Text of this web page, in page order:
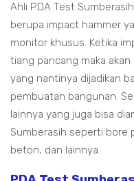
Ahli PDA Test
berupa impact hammer
monitor khusus. Ketika
tiang pancang maka
yang nantinya dijadikan
pembuatan bangunan.
lainnya yang juga bisa
Sumberasih seperti bore
beton, dan lainnya.